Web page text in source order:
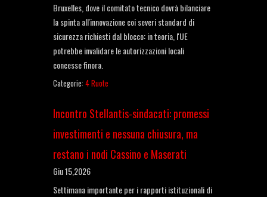
Bruxelles, dove il comitato tecnico dovrà bilanciare
la spinta all'innovazione coi severi standard di
sicurezza richiesti dal blocco: in teoria, l'UE
potrebbe invalidare le autorizzazioni locali
concesse finora.
Categorie: 4 Ruote
Incontro Stellantis-sindacati: promessi
investimenti e nessuna chiusura, ma
restano i nodi Cassino e Maserati
Giu 15,2026
Settimana importante per i rapporti istituzionali di